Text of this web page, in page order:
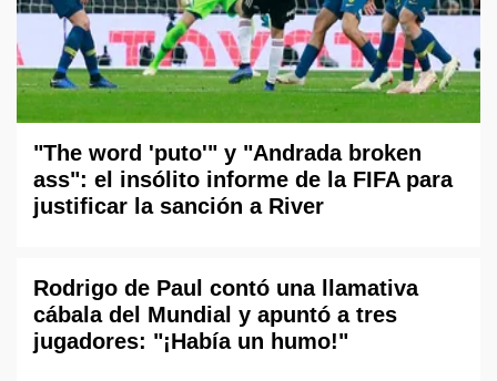
"The word 'puto'" y "Andrada broken
ass": el insólito informe de la FIFA para
justificar la sanción a River
Rodrigo de Paul contó una llamativa
cábala del Mundial y apuntó a tres
jugadores: "¡Había un humo!"